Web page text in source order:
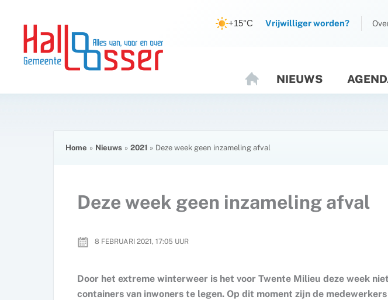
inhoud
inhoud
+15°C Vrijwilliger worden?
O
M
NIEUWS
Home Nieuws 2021 Deze week geen inzameling afval
Deze week geen inzameling afval
8 FEBRUARI 2021, 17:05 UUR
Door het extreme winterweer is het voor Twente Milieu deze week
containers van inwoners te legen. Op dit moment zijn de